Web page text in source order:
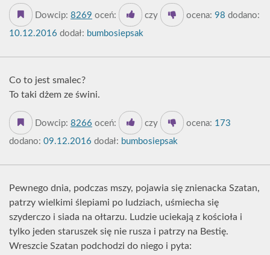
Dowcip: 8269 oceń: czy ocena: 98 dodano:
10.12.2016 dodał: bumbosiepsak
Co to jest smalec?
To taki dżem ze świni.
Dowcip: 8266 oceń: czy ocena: 173
dodano: 09.12.2016 dodał: bumbosiepsak
Pewnego dnia, podczas mszy, pojawia się znienacka Szatan,
patrzy wielkimi ślepiami po ludziach, uśmiecha się
szyderczo i siada na ołtarzu. Ludzie uciekają z kościoła i
tylko jeden staruszek się nie rusza i patrzy na Bestię.
Wreszcie Szatan podchodzi do niego i pyta: